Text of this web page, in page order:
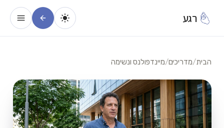
רגע
הבית/מדריכים/מיינדפולנס ונשימה